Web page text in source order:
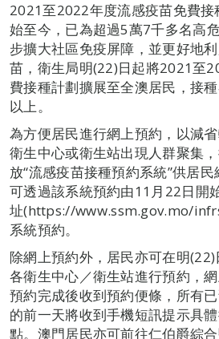
2021至2022年度流感疫苗免費
始至今，已為超過5萬7千多名高
步擴大社區免疫屏障，並更好地
苗，衛生局明(22)日起將2021至
費接種計劃擴展至全澳居民，接
以上。
為方便居民進行網上預約，以減
衛生中心或衛生站出現人群聚集
放“流感疫苗接種預約系統”供居
可透過該系統預約由11月22日開
址(https://www.ssm.gov.mo/
系統預約。
除網上預約外，居民亦可在明
各衛生中心／衛生站進行預約，
預約完成後收到預約便條，所有
的前一天將收到手機短訊提示具
點。澳門居民亦可前往仁伯爵綜